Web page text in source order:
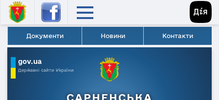
Документи Новини Контакти
gov.ua
Державні сайти України
САРНЕНСЬКА